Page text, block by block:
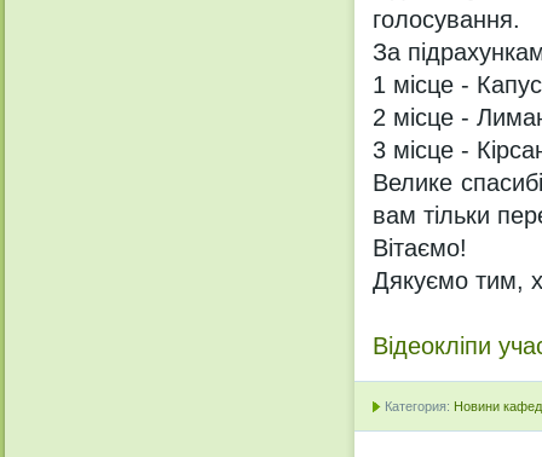
голосування.
За
1 місце -
2 місце -
3 місце -
Велике
вам тільки
Вітаємо!
Дякуємо тим,
Відеокліпи
Категория: Новини